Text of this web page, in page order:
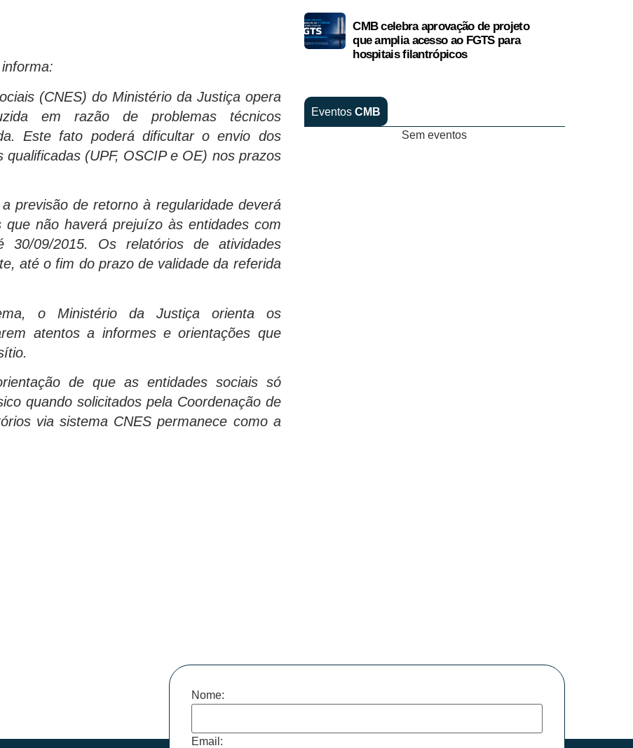
(CNES) do Ministério da Justiça opera
em razão de problemas técnicos
Este fato poderá dificultar o envio dos
(UPF, OSCIP e OE) nos prazos
previsão de retorno à regularidade deverá
não haverá prejuízo às entidades com
30/09/2015. Os relatórios de atividades
até o fim do prazo de validade da referida
o Ministério da Justiça orienta os
atentos a informes e orientações que
de que as entidades sociais só
quando solicitados pela Coordenação de
via sistema CNES permanece como a
CMB celebra aprovação de projeto
que amplia acesso ao FGTS para
hospitais filantrópicos
Eventos CMB
Sem eventos
Nome:
Email: